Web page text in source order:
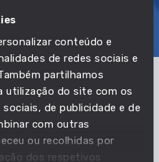
conteúdo e
de redes sociais e
partilhamos
utilização do site com os
de publicidade e de
com outras
ou recolhidas por
dos respetivos
TRANSIÇÕES
serviços
com